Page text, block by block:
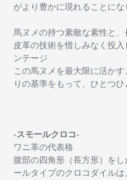
がより豊かに現れることにな
馬ヌメの持つ素敵な素性と
皮革の技術を惜しみなく投
ンテージ
この馬ヌメを最大限に活か
りの基準をもって、ひとつ
-スモールクロコ-
ワニ革の代表格
腹部の四角形（長方形）を
ールタイプのクロコダイル